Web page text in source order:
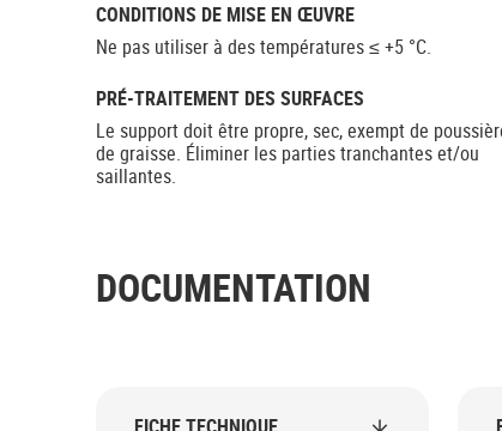
CONDITIONS DE MISE EN ŒUVRE
Ne pas utiliser à des températures ≤ +5 °C.
PRÉ-TRAITEMENT DES SURFACES
Le support doit être propre, sec, exempt de
de graisse. Éliminer les parties tranchantes et/ou
saillantes.
DOCUMENTATION